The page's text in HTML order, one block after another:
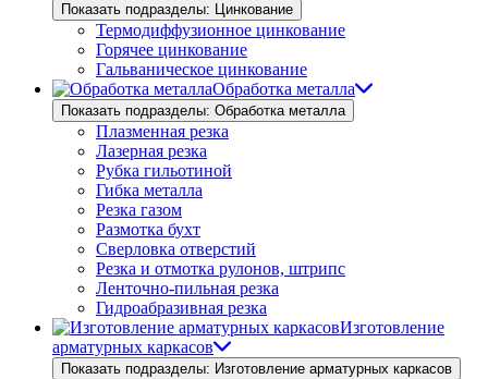
Показать подразделы: Цинкование
Термодиффузионное цинкование
Горячее цинкование
Гальваническое цинкование
Обработка металла
Показать подразделы: Обработка металла
Плазменная резка
Лазерная резка
Рубка гильотиной
Гибка металла
Резка газом
Размотка бухт
Сверловка отверстий
Резка и отмотка рулонов, штрипс
Ленточно-пильная резка
Гидроабразивная резка
Изготовление
арматурных каркасов
Показать подразделы: Изготовление арматурных каркасов